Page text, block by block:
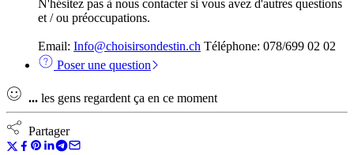
N'hésitez pas à nous contacter si vous avez d'autres questions
et / ou préoccupations.
Email: Info@choisirsondestin.ch Téléphone: 078/699 02 02
Poser une question
... les gens regardent ça en ce moment
Partager